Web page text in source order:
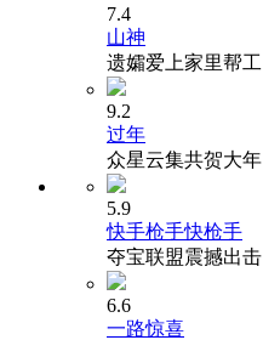
7.4
山神
遗孀爱上家里帮工
9.2
过年
众星云集共贺大年
5.9
快手枪手快枪手
夺宝联盟震撼出击
6.6
一路惊喜